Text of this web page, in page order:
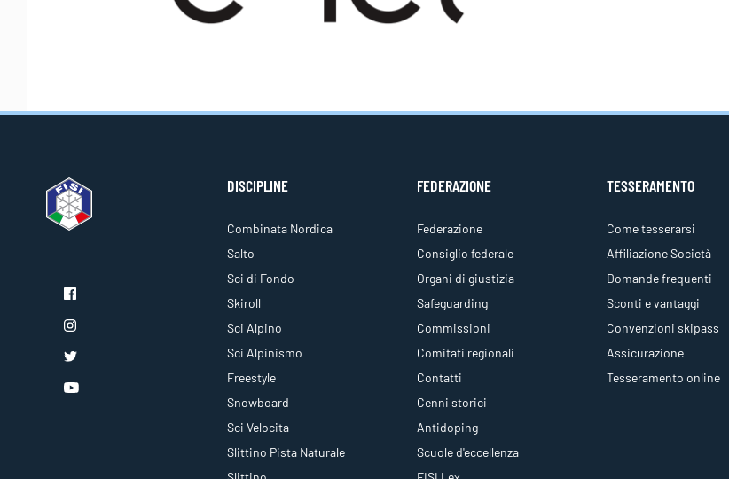
DISCIPLINE
Combinata Nordica
Salto
Sci di Fondo
Skiroll
Sci Alpino
Sci Alpinismo
Freestyle
Snowboard
Sci Velocita
Slittino Pista Naturale
FEDERAZIONE
Federazione
Consiglio federale
Organi di giustizia
Safeguarding
Commissioni
Comitati regionali
Contatti
Cenni storici
Antidoping
Scuole d'eccellenza
TESSERAMENTO
Come tesserarsi
Affiliazione Società
Domande frequenti
Sconti e vantaggi
Convenzioni skipass
Assicurazione
Tesseramento online